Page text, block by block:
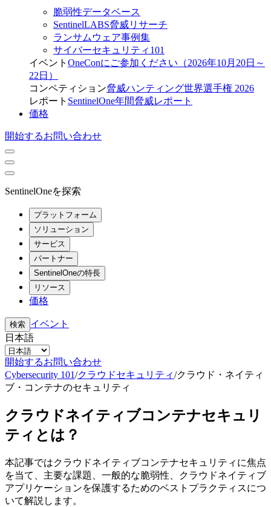
脆弱性データベース
SentinelLABS脅威リサーチ
ランサムウェア事例集
サイバーセキュリティ101
イベント OneConにご参加ください（2026年10月20日～
22日）
コンペティション脅威ハンティング世界選手権 2026
レポート SentinelOne年間脅威レポート
価格
開始するお問い合わせ
SentinelOneを探索
プラットフォーム
ソリューション
サービス
パートナー
SentinelOneの特長
リソース
価格
検索 イベント
日本語
開始するお問い合わせ
Cybersecurity 101/クラウドセキュリティ/クラウド・ネイティ
ブ・コンテナのセキュリティ
クラウドネイティブコンテナセキュリ
ティとは？
本記事ではクラウドネイティブコンテナセキュリティに焦点
を当て、主要な課題、一般的な脆弱性、クラウドネイティブ
アプリケーションを保護するためのベストプラクティスにつ
いて解説します。